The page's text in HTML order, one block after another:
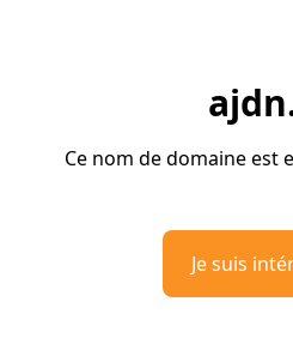
Ce nom de domaine est
Je suis